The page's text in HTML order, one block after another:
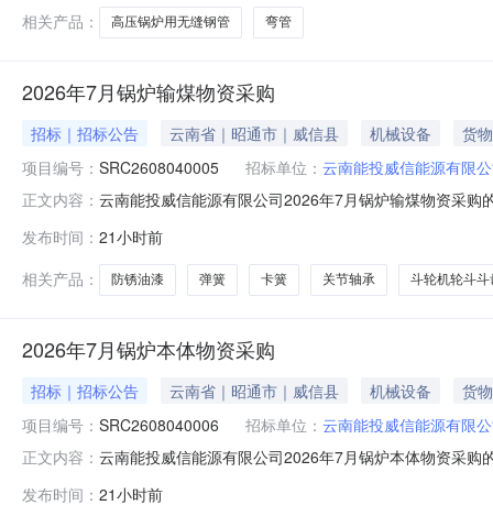
相关产品：
高压锅炉用无缝钢管 弯管
2026年7月锅炉输煤物资采购
招标｜招标公告 云南省｜昭通市｜威信县 机械设备
货物
项目编号： SRC2608040005 招标单位： 云南能投威信能源有限
正文内容： 云南能投威信能源有限公司2026年7月锅炉输煤物资采
量单位数量品类备注ByItem斗轮机轮斗斗齿
发布时间： 21小时前
相关产品：
防锈油漆 弹簧 卡簧 关节轴承 斗轮机轮斗斗
2026年7月锅炉本体物资采购
招标｜招标公告 云南省｜昭通市｜威信县 机械设备
货物
项目编号： SRC2608040006 招标单位： 云南能投威信能源有限
正文内容： 云南能投威信能源有限公司2026年7月锅炉本体物资采
量单位数量品类备注ByItem碳化硅胶水磷酸二氢铝柠檬
发布时间： 21小时前